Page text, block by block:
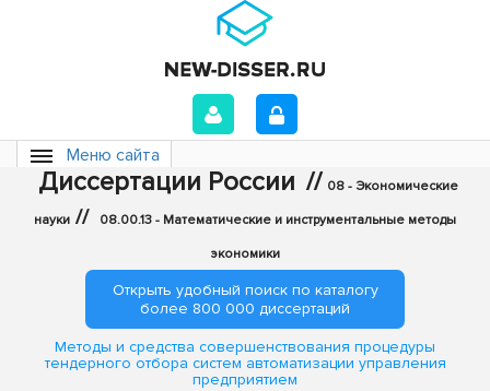
Меню сайта
Диссертации России // 08 - Экономические
науки // 08.00.13 - Математические и инструментальные методы
экономики
Открыть удобный поиск по каталогу
более 800 000 диссертаций
Методы и средства совершенствования процедуры
тендерного отбора систем автоматизации управления
предприятием